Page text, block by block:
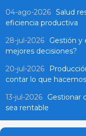
04-ago-2026 Salud
eficiencia productiva
28-jul-2026
Gestión y
mejores decisiones?
20-jul-2026
contar lo que hacemos
13-jul-2026
Gestionar
sea rentable